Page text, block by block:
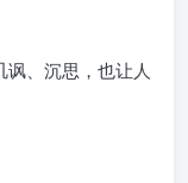
、沉思，也让人